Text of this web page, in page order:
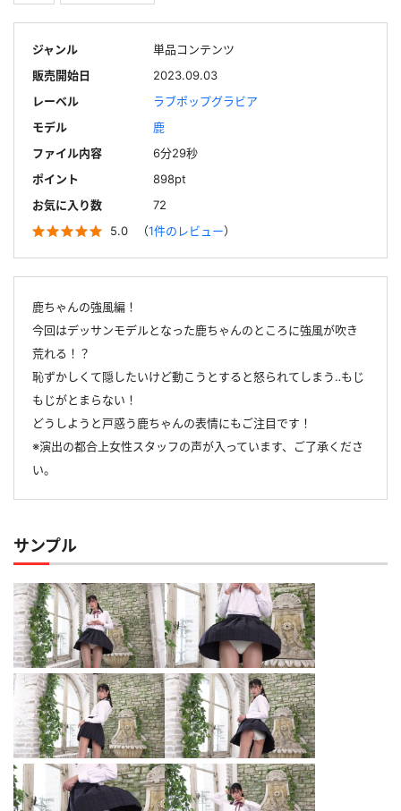
ジャンル
単品コンテンツ
販売開始日
2023.09.03
レーベル
ラブポップグラビア
モデル
鹿
ファイル内容
6分29秒
ポイント
898pt
お気に入り数
72
5.0
（1件のレビュー）
鹿ちゃんの強風編！
今回はデッサンモデルとなった鹿ちゃんのところに強風が吹き
荒れる！？
恥ずかしくて隠したいけど動こうとすると怒られてしまう‥もじ
もじがとまらない！
どうしようと戸惑う鹿ちゃんの表情にもご注目です！
※演出の都合上女性スタッフの声が入っています、ご了承くださ
い。
サンプル